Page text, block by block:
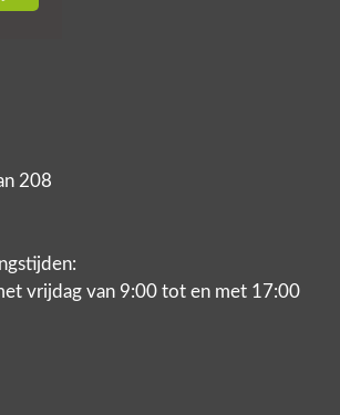
208
vrijdag van 9:00 tot en met 17:00